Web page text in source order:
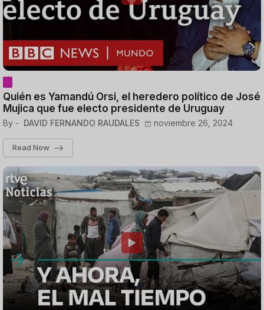
Quién es Yamandú Orsi, el heredero político de José
Mujica que fue electo presidente de Uruguay
By - DAVID FERNANDO RAUDALES noviembre 26, 2024
Read Now